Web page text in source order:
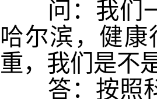
问：我们一
哈尔滨，健
重，我们是不
答：按照科